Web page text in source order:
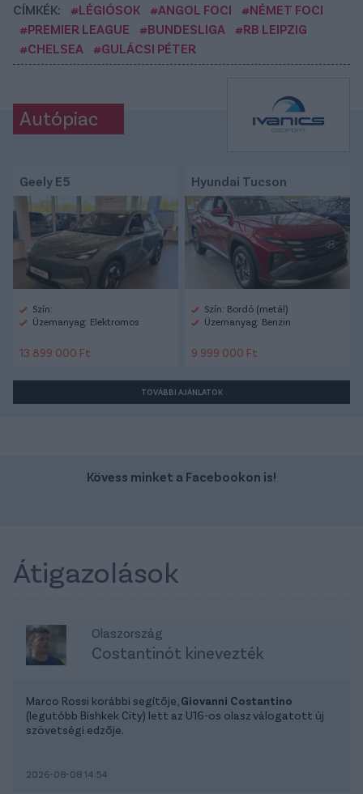
CÍMKÉK: #LÉGIÓSOK #ANGOL FOCI
#NÉMET FOCI
#PREMIER LEAGUE
#BUNDESLIGA
#RB LEIPZIG
#CHELSEA
#GULÁCSI PÉTER
Autópiac
Geely E5
Szín:
Üzemanyag: Elektromos
13 899 000 Ft
Hyundai Tucson
Szín: Bordó (metál)
Üzemanyag: Benzin
9 999 000 Ft
TOVÁBBI AJÁNLATOK
Kövess minket a Facebookon is!
Átigazolások
Olaszország
Costantinót kinevezték
Marco Rossi korábbi segítője, Giovanni Costantino
(legutóbb Bishkek City) lett az U16-os olasz válogatott új
szövetségi edzője.
2026-08-08 14:54